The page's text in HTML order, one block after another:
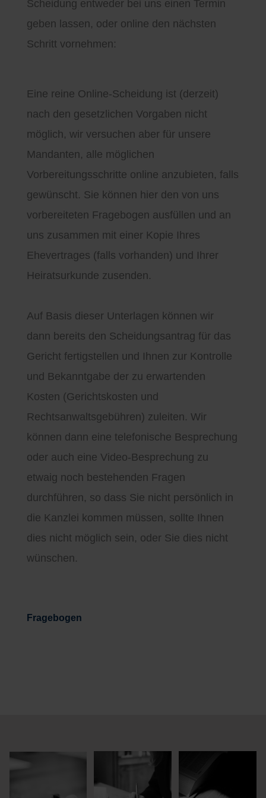
Scheidung entweder bei uns einen Termin
geben lassen, oder online den nächsten
Schritt vornehmen:
Eine reine Online-Scheidung ist (derzeit)
nach den gesetzlichen Vorgaben nicht
möglich, wir versuchen aber für unsere
Mandanten, alle möglichen
Vorbereitungsschritte online anzubieten, falls
gewünscht. Sie können hier den von uns
vorbereiteten Fragebogen ausfüllen und an
uns zusammen mit einer Kopie Ihres
Ehevertrages (falls vorhanden) und Ihrer
Heiratsurkunde zusenden.
Auf Basis dieser Unterlagen können wir
dann bereits den Scheidungsantrag für das
Gericht fertigstellen und Ihnen zur Kontrolle
und Bekanntgabe der zu erwartenden
Kosten (Gerichtskosten und
Rechtsanwaltsgebühren) zuleiten. Wir
können dann eine telefonische Besprechung
oder auch eine Video-Besprechung zu
etwaig noch bestehenden Fragen
durchführen, so dass Sie nicht persönlich in
die Kanzlei kommen müssen, sollte Ihnen
dies nicht möglich sein, oder Sie dies nicht
wünschen.
Fragebogen